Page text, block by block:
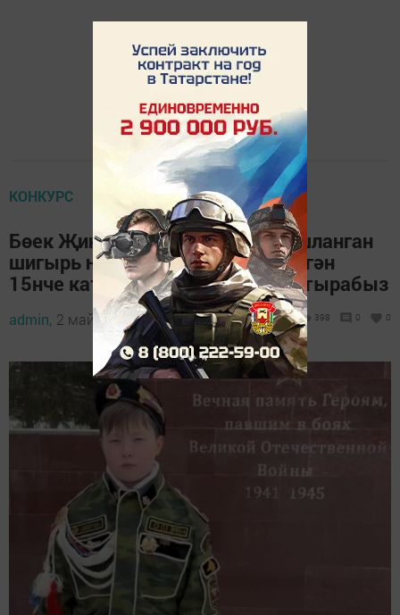
КОНКУРС
Бөек Җиңүгә 80 ел тулуга багышланган
шигырь һәм җыр бәйгесенә килгән
15нче катнашучы белән таныштырабыз
admin, 2 май 2025 - 12:00 398 0 0